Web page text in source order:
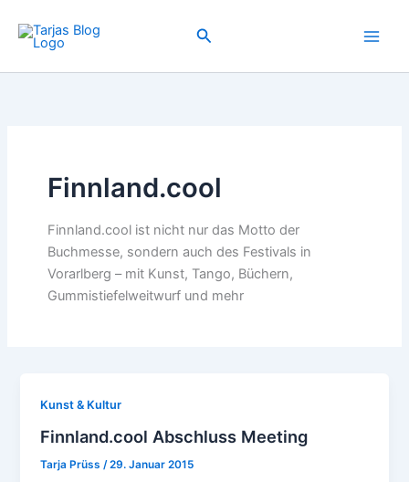
Inhalt
springen
Suchen
Finnland.cool
Finnland.cool ist nicht nur das Motto der
Buchmesse, sondern auch des Festivals in
Vorarlberg – mit Kunst, Tango, Büchern,
Gummistiefelweitwurf und mehr
Kunst & Kultur
Finnland.cool Abschluss Meeting
Tarja Prüss /29. Januar 2015